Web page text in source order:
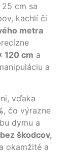
cm sa
kachlí či
metra
120 cm a
a
vďaka
, čo výrazne
dymu a
škodcov,
okamžité a